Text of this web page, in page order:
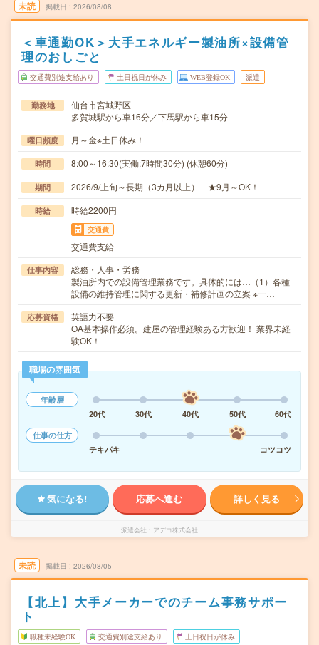
未読 掲載日 2026/08/08
＜車通勤OK＞大手エネルギー製油所×設備管
理のおしごと
交通費別途支給あり 土日祝日が休み WEB登録OK 派遣
勤務地
仙台市宮城野区
多賀城駅から車16分／下馬駅から車15分
曜日頻度 月～金※土日休み！
時間 8:00～16:30(実働:7時間30分) (休憩60分)
期間 2026/9/上旬～長期（3カ月以上） ★9月～OK！
時給 時給2200円
交通費
交通費支給
仕事内容
総務・人事・労務
製油所内での設備管理業務です。具体的には…（1）各種
設備の維持管理に関する更新・補修計画の立案 ※一…
応募資格
英語力不要
OA基本操作必須。建屋の管理経験ある方歓迎！ 業界未経
験OK！
職場の雰囲気
年齢層
20代
30代 40代 50代
60代
仕事の仕方
テキパキ
コツコツ
気になる! 応募へ進む 詳しく見る
派遣会社 アデコ株式会社
未読 掲載日 2026/08/05
【北上】大手メーカーでのチーム事務サポー
ト
職種未経験OK 交通費別途支給あり 土日祝日が休み